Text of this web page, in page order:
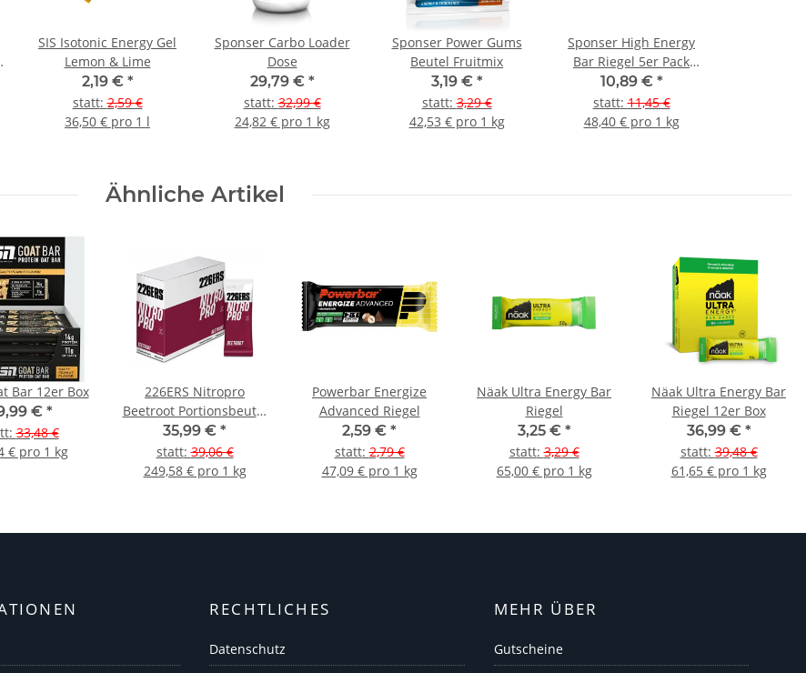
SIS Isotonic Energy Gel
Lemon & Lime
2,19 € *
statt:2,59 €
36,50 € pro 1 l
Sponser Carbo Loader
Dose
29,79 € *
statt:32,99 €
24,82 € pro 1 kg
Sponser Power Gums
Beutel Fruitmix
3,19 € *
statt:3,29 €
42,53 € pro 1 kg
Sponser High Energy
Bar Riegel 5er Pack
Banana
10,89 € *
statt:11,45 €
48,40 € pro 1 kg
Ähnliche Artikel
Bar 12er Box
€ *
:33,48 €
€ pro 1 kg
226ERS Nitropro
Beetroot Portionsbeutel
14er Box
35,99 € *
statt:39,06 €
249,58 € pro 1 kg
Powerbar Energize
Advanced Riegel
2,59 € *
statt:2,79 €
47,09 € pro 1 kg
Näak Ultra Energy Bar
Riegel
3,25 € *
statt:3,29 €
65,00 € pro 1 kg
Näak Ultra Energy Bar
Riegel 12er Box
36,99 € *
statt:39,48 €
61,65 € pro 1 kg
RECHTLICHES
Datenschutz
MEHR ÜBER
Gutscheine